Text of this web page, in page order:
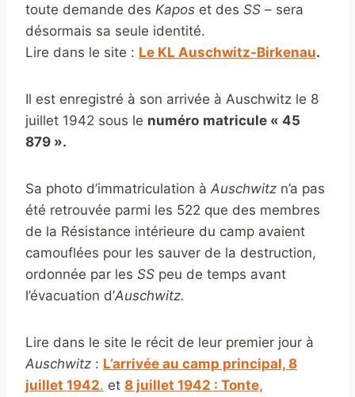
toute demande des Kapos et des SS – sera
désormais sa seule identité.
Lire dans le site : Le KL Auschwitz-Birkenau.
Il est enregistré à son arrivée à Auschwitz le 8
juillet 1942 sous le numéro matricule « 45
879 ».
Sa photo d’immatriculation à Auschwitz n’a pas
été retrouvée parmi les 522 que des membres
de la Résistance intérieure du camp avaient
camouflées pour les sauver de la destruction,
ordonnée par les SS peu de temps avant
l’évacuation d’Auschwitz.
Lire dans le site le récit de leur premier jour à
Auschwitz : L’arrivée au camp principal, 8
juillet 1942. et 8 juillet 1942 : Tonte,